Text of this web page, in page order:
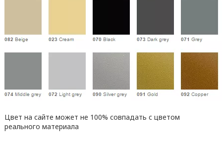
Цвет на сайте может не 100% совпадать с цветом
реального материала